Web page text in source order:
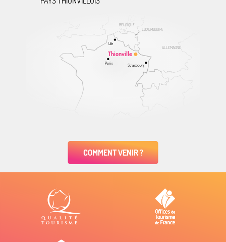
ALLEMAGNE
BELGIQUE
LUXEMBOURG
Thionville
Lille
Paris Strasbourg
COMMENT VENIR ?